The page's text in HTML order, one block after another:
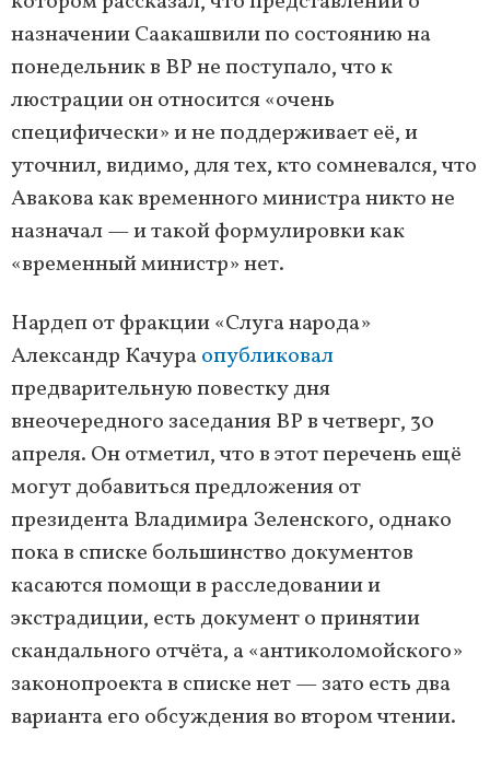
назначении Саакашвили по состоянию на
понедельник в ВР не поступало, что к
люстрации он относится «очень
специфически» и не поддерживает её, и
уточнил, видимо, для тех, кто сомневался, что
Авакова как временного министра никто не
назначал — и такой формулировки как
«временный министр» нет.
Нардеп от фракции «Слуга народа»
Александр Качураопубликовал
предварительную повестку дня
внеочередного заседания ВР в четверг, 30
апреля. Он отметил, что в этот перечень ещё
могут добавиться предложения от
президента Владимира Зеленского, однако
пока в списке большинство документов
касаются помощи в расследовании и
экстрадиции, есть документ о принятии
скандального отчёта, а «антиколомойского»
законопроекта в списке нет — зато есть два
варианта его обсуждения во втором чтении.